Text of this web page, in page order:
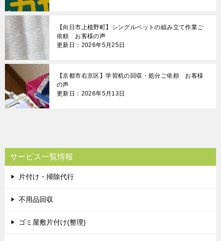
【向日市上植野町】シングルベットの組み立て作業ご
依頼 お客様の声
更新日：2026年5月25日
【京都市右京区】学習机の回収・処分ご依頼 お客様
の声
更新日：2026年5月13日
サービス一覧情報
片付け・掃除代行
不用品回収
ゴミ屋敷片付け(整理)